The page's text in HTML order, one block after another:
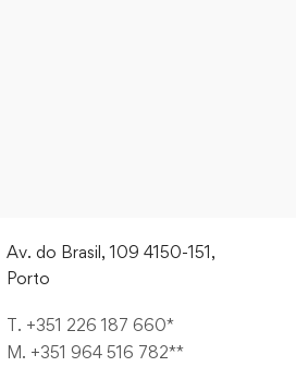
Av. do Brasil, 109 4150-151,
Porto
T. +351 226 187 660*
M. +351 964 516 782**